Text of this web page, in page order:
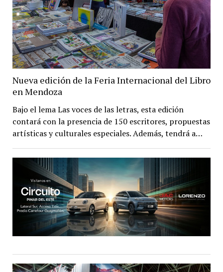
Nueva edición de la Feria Internacional del Libro
en Mendoza
Bajo el lema Las voces de las letras, esta edición
contará con la presencia de 150 escritores, propuestas
artísticas y culturales especiales. Además, tendrá a…